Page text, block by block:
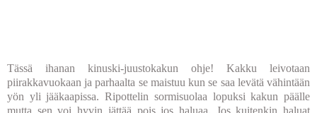
Tässä ihanan kinuski-juustokakun ohje! Kakku leivotaan
piirakkavuokaan ja parhaalta se maistuu kun se saa levätä vähintään
yön yli jääkaapissa. Ripottelin sormisuolaa lopuksi kakun päälle
mutta sen voi hyvin jättää pois jos haluaa. Jos kuitenkin haluat